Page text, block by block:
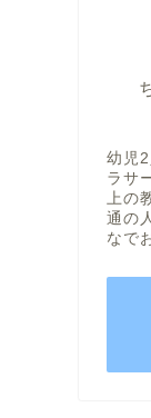
幼児
ラサ
上の
通の
なで